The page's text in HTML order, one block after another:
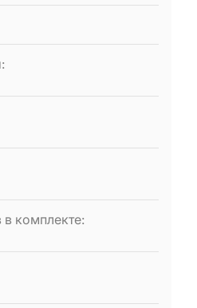
:
в комплекте: